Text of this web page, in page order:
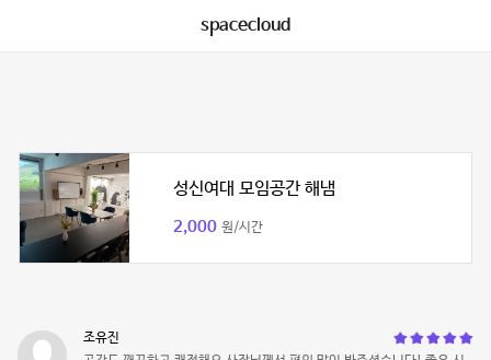
spacecloud
성신여대 모임공간 해냄
2,000 원/시간
조유진